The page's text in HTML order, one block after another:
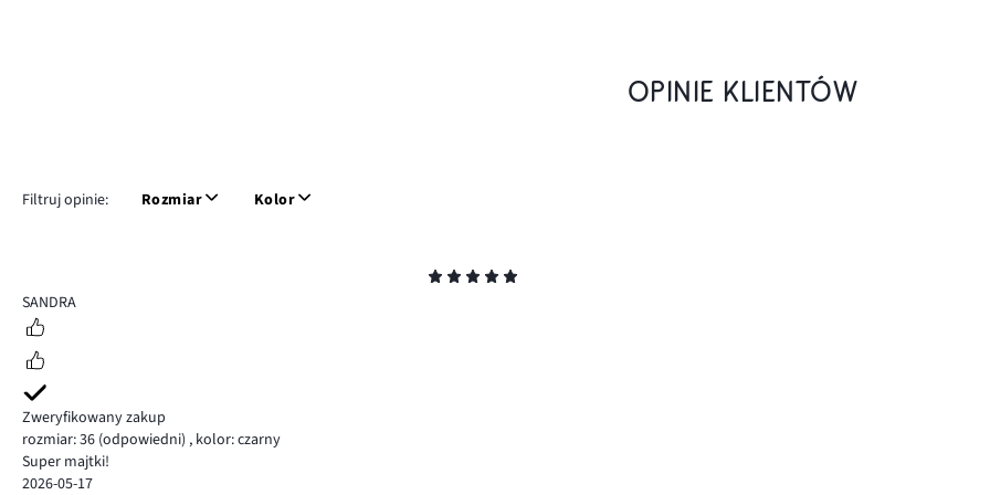
OPINIE KLIENTÓW
Filtruj opinie: Rozmiar Kolor
5
SANDRA
Zweryfikowany zakup
rozmiar: 36 (odpowiedni) , kolor: czarny
Super majtki!
2026-05-17